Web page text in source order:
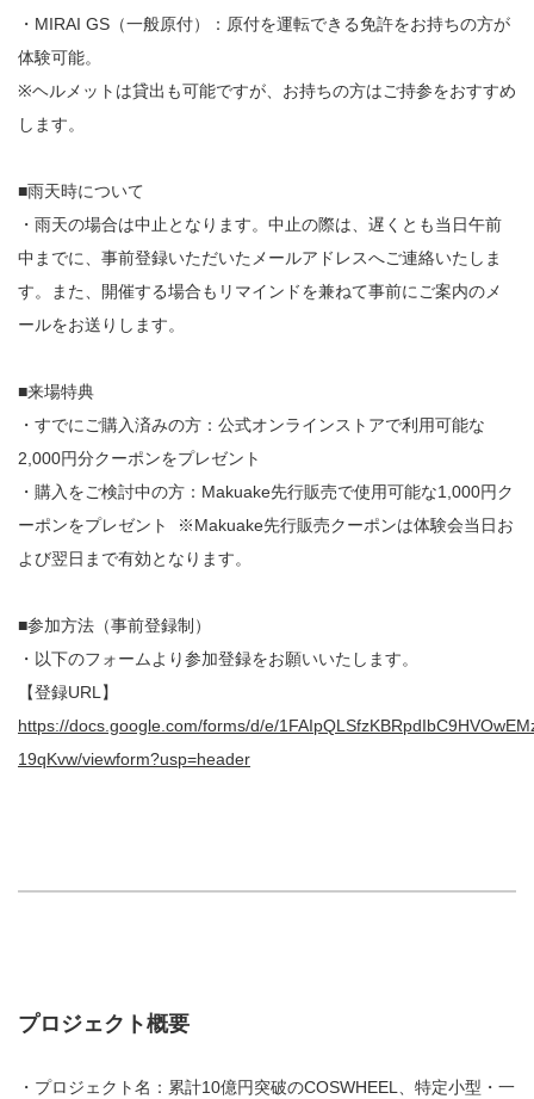
・MIRAI GS（一般原付）：原付を運転できる免許をお持ちの方が
体験可能。
※ヘルメットは貸出も可能ですが、お持ちの方はご持参をおすすめ
します。
■雨天時について
・雨天の場合は中止となります。中止の際は、遅くとも当日午前
中までに、事前登録いただいたメールアドレスへご連絡いたしま
す。また、開催する場合もリマインドを兼ねて事前にご案内のメ
ールをお送りします。
■来場特典
・すでにご購入済みの方：公式オンラインストアで利用可能な
2,000円分クーポンをプレゼント
・購入をご検討中の方：Makuake先行販売で使用可能な1,000円ク
ーポンをプレゼント ※Makuake先行販売クーポンは体験会当日お
よび翌日まで有効となります。
■参加方法（事前登録制）
・以下のフォームより参加登録をお願いいたします。
【登録URL】
https://docs.google.com/forms/d/e/
19qKvw/viewform?usp=header
プロジェクト概要
・プロジェクト名：累計10億円突破のCOSWHEEL、特定小型・一